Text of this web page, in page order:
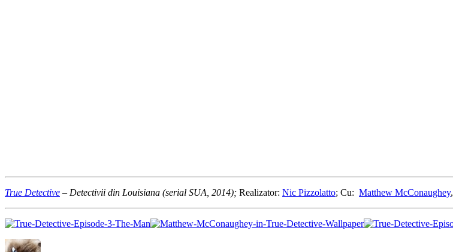
True Detective – Detectivii din Louisiana (serial SUA, 2014); Realizator: Nic Pizzolatto; Cu: Matthew McConaughey,